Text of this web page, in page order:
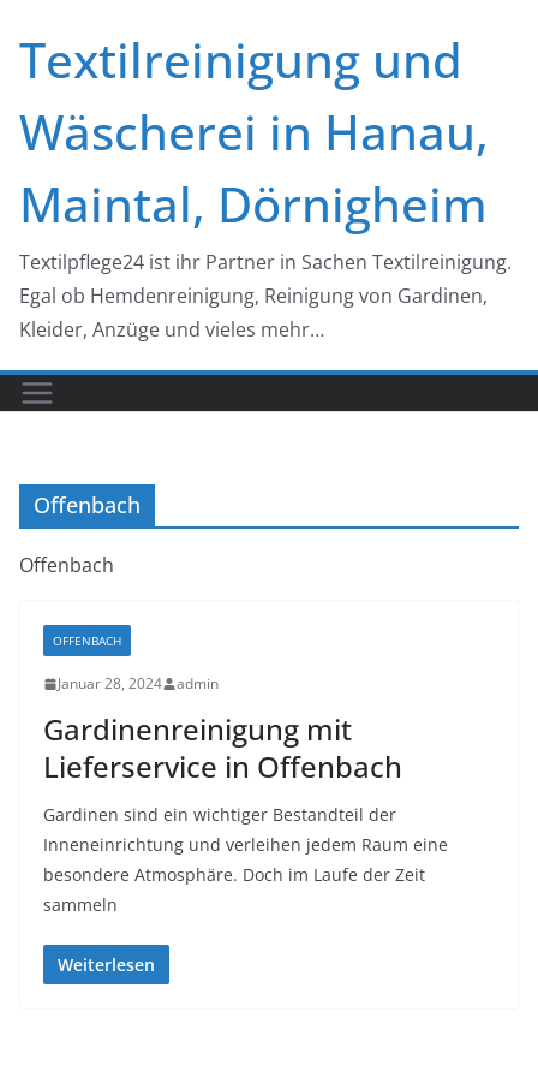
Inhalt
springen
Textilreinigung und
Wäscherei in Hanau,
Maintal, Dörnigheim
Textilpflege24 ist ihr Partner in Sachen Textilreinigung.
Egal ob Hemdenreinigung, Reinigung von Gardinen,
Kleider, Anzüge und vieles mehr…
Offenbach
Offenbach
OFFENBACH
Januar 28, 2024 admin
Gardinenreinigung mit
Lieferservice in Offenbach
Gardinen sind ein wichtiger Bestandteil der
Inneneinrichtung und verleihen jedem Raum eine
besondere Atmosphäre. Doch im Laufe der Zeit
sammeln
Weiterlesen